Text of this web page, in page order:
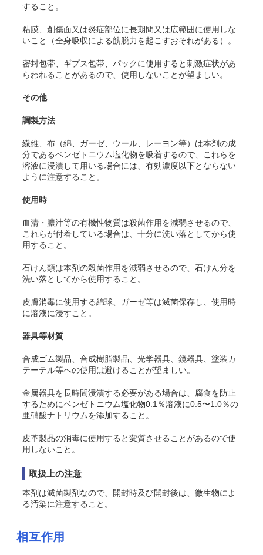
すること。
粘膜、創傷面又は炎症部位に長期間又は広範囲に使用しな
いこと（全身吸収による筋脱力を起こすおそれがある）。
密封包帯、ギプス包帯、パックに使用すると刺激症状があ
らわれることがあるので、使用しないことが望ましい。
その他
調製方法
繊維、布（綿、ガーゼ、ウール、レーヨン等）は本剤の成
分であるベンゼトニウム塩化物を吸着するので、これらを
溶液に浸漬して用いる場合には、有効濃度以下とならない
ように注意すること。
使用時
血清・膿汁等の有機性物質は殺菌作用を減弱させるので、
これらが付着している場合は、十分に洗い落としてから使
用すること。
石けん類は本剤の殺菌作用を減弱させるので、石けん分を
洗い落としてから使用すること。
皮膚消毒に使用する綿球、ガーゼ等は滅菌保存し、使用時
に溶液に浸すこと。
器具等材質
合成ゴム製品、合成樹脂製品、光学器具、鏡器具、塗装カ
テーテル等への使用は避けることが望ましい。
金属器具を長時間浸漬する必要がある場合は、腐食を防止
するためにベンゼトニウム塩化物0.1％溶液に0.5〜1.0％の
亜硝酸ナトリウムを添加すること。
皮革製品の消毒に使用すると変質させることがあるので使
用しないこと。
取扱上の注意
本剤は滅菌製剤なので、開封時及び開封後は、微生物によ
る汚染に注意すること。
相互作用